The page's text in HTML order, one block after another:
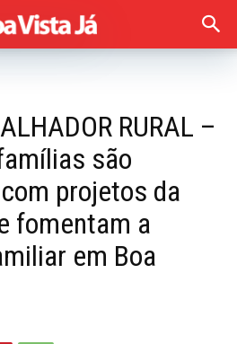
RURAL –
são
projetos da
fomentam a
em Boa